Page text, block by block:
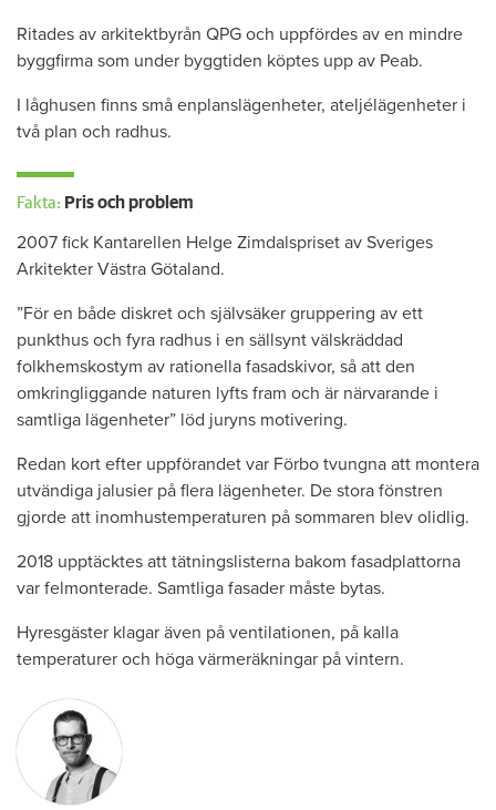
Ritades av arkitektbyrån QPG och uppfördes av en mindre
byggfirma som under byggtiden köptes upp av Peab.
I låghusen finns små enplanslägenheter, ateljélägenheter i
två plan och radhus.
Fakta: Pris och problem
2007 fick Kantarellen Helge Zimdalspriset av Sveriges
Arkitekter Västra Götaland.
”För en både diskret och självsäker gruppering av ett
punkthus och fyra radhus i en sällsynt välskräddad
folkhemskostym av rationella fasadskivor, så att den
omkringliggande naturen lyfts fram och är närvarande i
samtliga lägenheter” löd juryns motivering.
Redan kort efter uppförandet var Förbo tvungna att montera
utvändiga jalusier på flera lägenheter. De stora fönstren
gjorde att inomhustemperaturen på sommaren blev olidlig.
2018 upptäcktes att tätningslisterna bakom fasadplattorna
var felmonterade. Samtliga fasader måste bytas.
Hyresgäster klagar även på ventilationen, på kalla
temperaturer och höga värmeräkningar på vintern.